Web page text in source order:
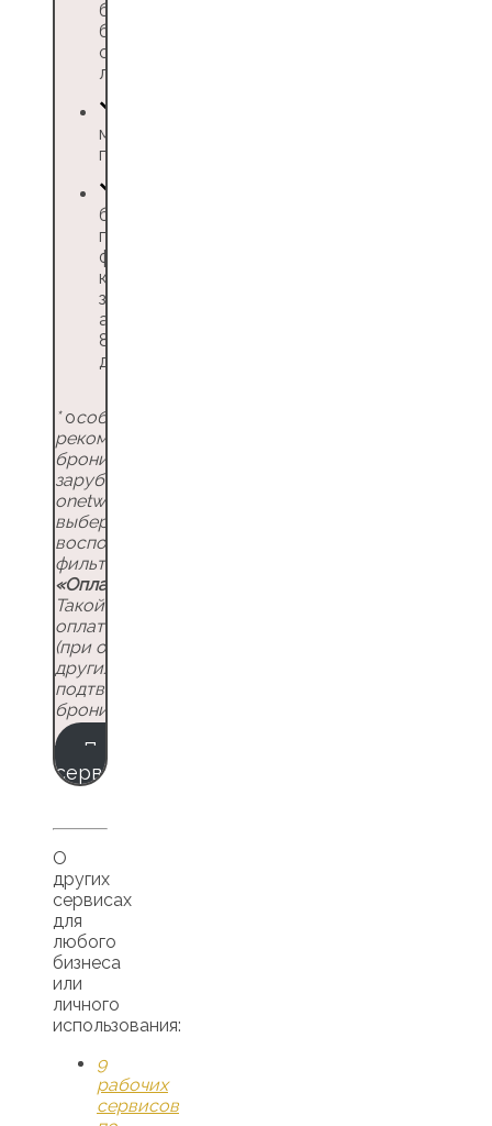
быстрая выгрузка
бухгалтерской
отчетности из
личного кабинета
мобильное
приложение
без абонентской
платы, но есть
фиксированная
комиссия до 4%
за покупку
авиабилетов и
8% за покупку ж/
д билетов
*особые
рекомендации для
бронирования
зарубежного отеля на
onetwotrip —
выберите отель и
воспользуйтесь
фильтром именно
«Оплата сейчас»
Такой алгоритм
оплаты гарантирует
(при отсутствии
других факторов)
подтверждение
бронирования
Протестировать
сервис
О
других
сервисах
для
любого
бизнеса
или
личного
использования:
9
рабочих
сервисов